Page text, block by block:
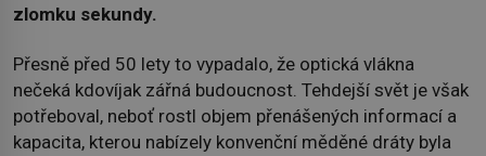
zlomku sekundy.
Přesně před 50 lety to vypadalo, že optická vlákna
nečeká kdovíjak zářná budoucnost. Tehdejší svět je však
potřeboval, neboť rostl objem přenášených informací a
kapacita, kterou nabízely konvenční měděné dráty byla